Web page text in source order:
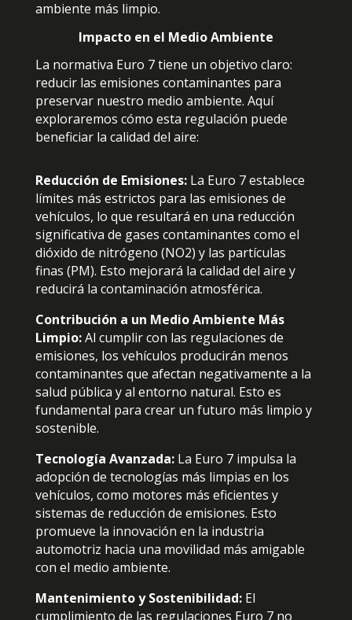
ambiente más limpio.
Impacto en el Medio Ambiente
La normativa Euro 7 tiene un objetivo claro:
reducir las emisiones contaminantes para
preservar nuestro medio ambiente. Aquí
exploraremos cómo esta regulación puede
beneficiar la calidad del aire:
Reducción de Emisiones:La Euro 7 establece
límites más estrictos para las emisiones de
vehículos, lo que resultará en una reducción
significativa de gases contaminantes como el
dióxido de nitrógeno (NO2) y las partículas
finas (PM). Esto mejorará la calidad del aire y
reducirá la contaminación atmosférica.
Contribución a un Medio Ambiente Más
Limpio:Al cumplir con las regulaciones de
emisiones, los vehículos producirán menos
contaminantes que afectan negativamente a la
salud pública y al entorno natural. Esto es
fundamental para crear un futuro más limpio y
sostenible.
Tecnología Avanzada:La Euro 7 impulsa la
adopción de tecnologías más limpias en los
vehículos, como motores más eficientes y
sistemas de reducción de emisiones. Esto
promueve la innovación en la industria
automotriz hacia una movilidad más amigable
con el medio ambiente.
Mantenimiento y Sostenibilidad:El
cumplimiento de las regulaciones Euro 7 no